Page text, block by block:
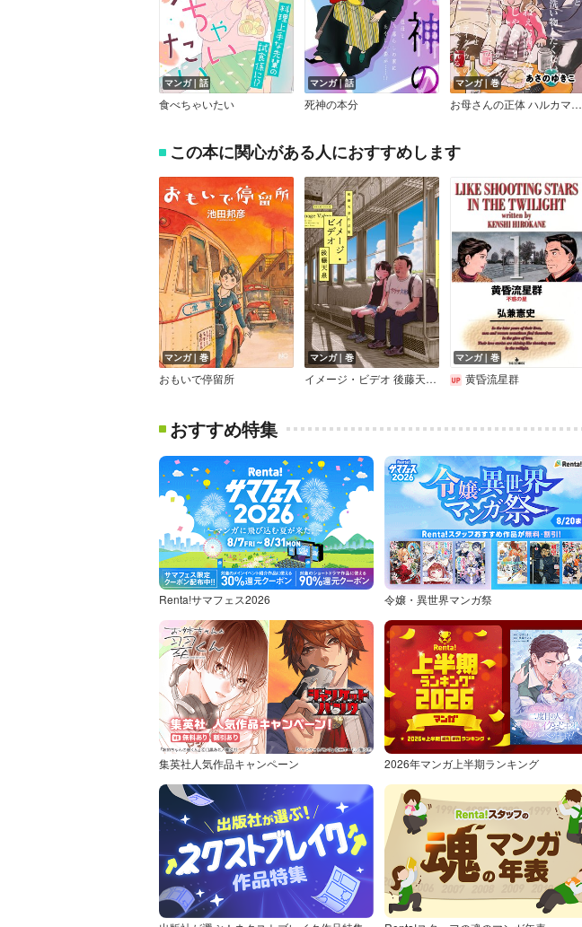
マンガ｜話
食べちゃいたい
マンガ｜話
死神の本分
マンガ｜巻
お母さんの正体 ハルカママの言えない本音
この本に関心がある人におすすめします
マンガ｜巻
おもいで停留所
マンガ｜巻
イメージ・ビデオ 後藤天泉作品集
マンガ｜巻
黄昏流星群
おすすめ特集
Renta!サマフェス2026 令嬢・異世界マンガ祭
集英社人気作品キャンペーン 2026年マンガ上半期ランキング